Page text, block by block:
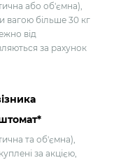
або об'ємна),
вагою більше 30 кг
від
за рахунок
та об'ємна),
за акцією,